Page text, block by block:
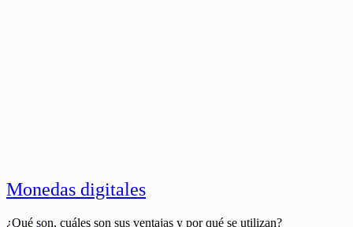
Monedas digitales
¿Qué son, cuáles son sus ventajas y por qué se utilizan?